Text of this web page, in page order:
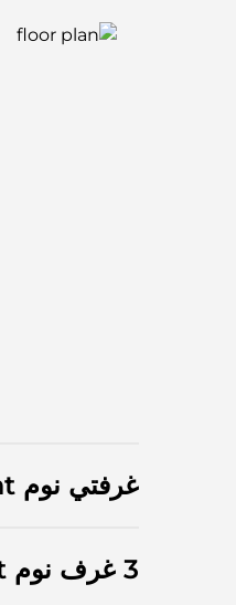
غرفتي نوم Apartment
3 غرف نوم Apartment